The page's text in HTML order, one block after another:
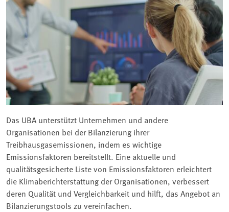
Das UBA unterstützt Unternehmen und andere
Organisationen bei der Bilanzierung ihrer
Treibhausgasemissionen, indem es wichtige
Emissionsfaktoren bereitstellt. Eine aktuelle und
qualitätsgesicherte Liste von Emissionsfaktoren erleichtert
die Klimaberichterstattung der Organisationen, verbessert
deren Qualität und Vergleichbarkeit und hilft, das Angebot an
Bilanzierungstools zu vereinfachen.